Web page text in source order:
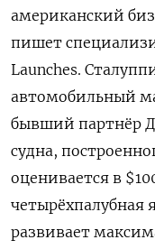
американский
пишет
Launches.
автомобильный
бывший партнёр
судна,
оценивается в
четырёхпалубная
развивает